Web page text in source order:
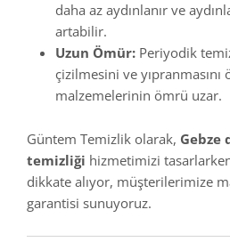
daha az aydınlanır ve
artabilir.
Uzun Ömür: Periyodik
çizilmesini ve yıpranmasını
malzemelerinin ömrü uzar.
Güntem Temizlik olarak, Gebze
temizliği hizmetimizi
dikkate alıyor, müşterilerimize
garantisi sunuyoruz.